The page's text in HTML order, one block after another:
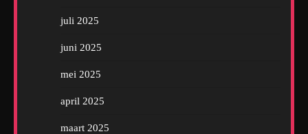
juli 2025
juni 2025
mei 2025
april 2025
maart 2025